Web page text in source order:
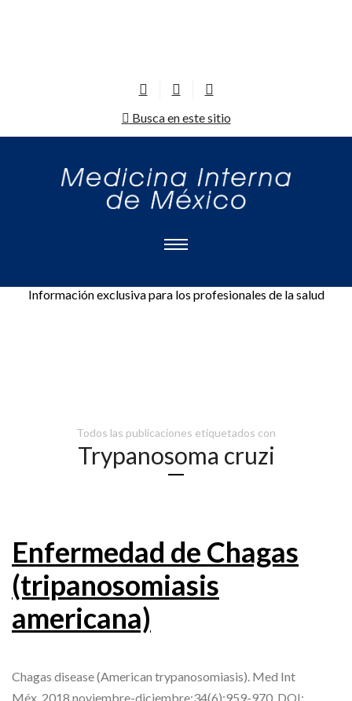
Busca en este sitio
Información exclusiva para los profesionales de la salud
Todos las publicaciones etiquetados con
Trypanosoma cruzi
Enfermedad de Chagas
(tripanosomiasis
americana)
Chagas disease (American trypanosomiasis). Med Int
Méx. 2018 noviembre-diciembre;34(6):959-970. DOI: